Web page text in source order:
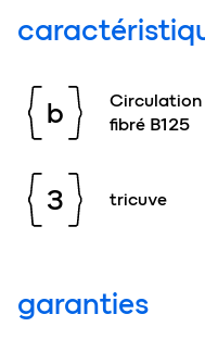
b
Circulation
fibré B125
3 tricuve
garanties